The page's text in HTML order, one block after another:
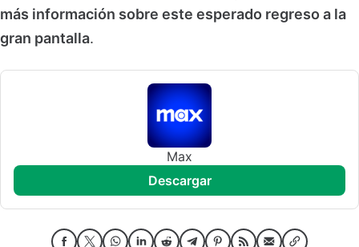
más información sobre este esperado regreso a la
gran pantalla.
Max
descargar